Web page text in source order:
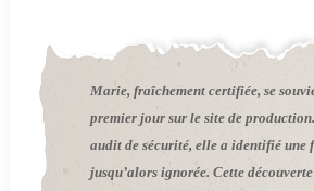
Marie, fraîchement certifiée, se
premier jour sur le site de
audit de sécurité, elle a identifié une
jusqu’alors ignorée. Cette